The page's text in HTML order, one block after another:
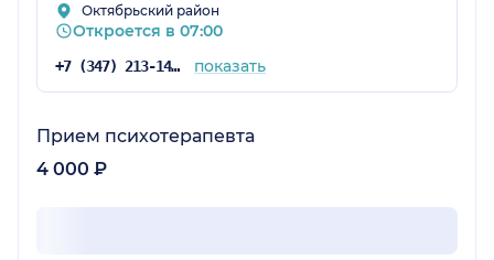
Октябрьский район
Откроется в 07:00
+7 (347) 213-14-31 показать
Прием психотерапевта
4 000 ₽